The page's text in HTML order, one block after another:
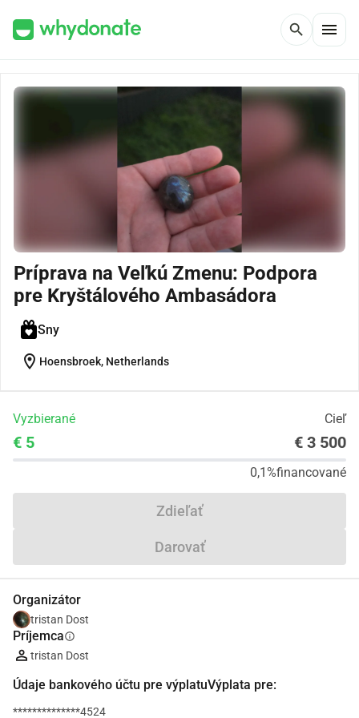
search menu
Príprava na Veľkú Zmenu: Podpora
pre Kryštálového Ambasádora
Sny
location_on Hoensbroek, Netherlands
Vyzbierané Cieľ
€ 5 € 3 500
0,1%financované
Zdieľať
Darovať
Organizátor
tristan Dost
Príjemcainfo
tristan Dost
Údaje bankového účtu pre výplatuVýplata pre:
**************4524